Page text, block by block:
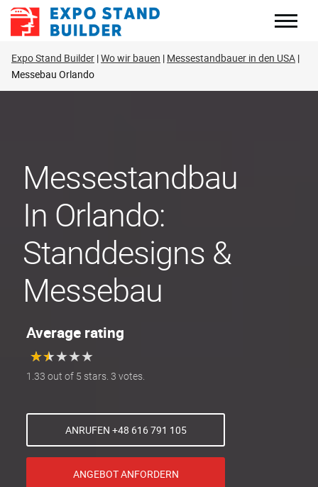
Zum
Inhalt
Expo Stand Builder Wo wir bauen Messestandbauer in den USA
Messebau Orlando
Messestandbau
In Orlando:
Standdesigns &
Messebau
Average rating
★★★★★
★★★★★
1.33 out of 5 stars. 3 votes.
ANRUFEN +48 616 791 105
ANGEBOT ANFORDERN